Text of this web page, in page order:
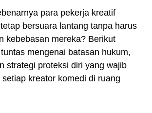
para pekerja kreatif
bersuara lantang tanpa harus
kebebasan mereka? Berikut
mengenai batasan hukum,
strategi proteksi diri yang wajib
kreator komedi di ruang